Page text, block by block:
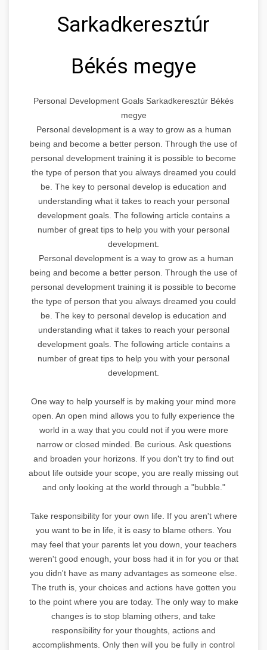
Sarkadkeresztúr
Békés megye
Personal Development Goals Sarkadkeresztúr Békés
megye
Personal development is a way to grow as a human
being and become a better person. Through the use of
personal development training it is possible to become
the type of person that you always dreamed you could
be. The key to personal develop is education and
understanding what it takes to reach your personal
development goals. The following article contains a
number of great tips to help you with your personal
development.
Personal development is a way to grow as a human
being and become a better person. Through the use of
personal development training it is possible to become
the type of person that you always dreamed you could
be. The key to personal develop is education and
understanding what it takes to reach your personal
development goals. The following article contains a
number of great tips to help you with your personal
development.
One way to help yourself is by making your mind more
open. An open mind allows you to fully experience the
world in a way that you could not if you were more
narrow or closed minded. Be curious. Ask questions
and broaden your horizons. If you don't try to find out
about life outside your scope, you are really missing out
and only looking at the world through a "bubble."
Take responsibility for your own life. If you aren't where
you want to be in life, it is easy to blame others. You
may feel that your parents let you down, your teachers
weren't good enough, your boss had it in for you or that
you didn't have as many advantages as someone else.
The truth is, your choices and actions have gotten you
to the point where you are today. The only way to make
changes is to stop blaming others, and take
responsibility for your thoughts, actions and
accomplishments. Only then will you be fully in control